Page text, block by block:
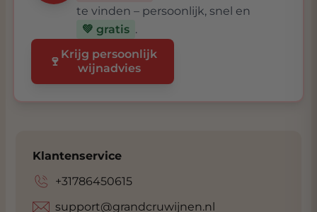
te vinden – persoonlijk, snel en
💚 gratis .
🍷 Krijg persoonlijk
wijnadvies
Klantenservice
+31786450615
support@grandcruwijnen.nl